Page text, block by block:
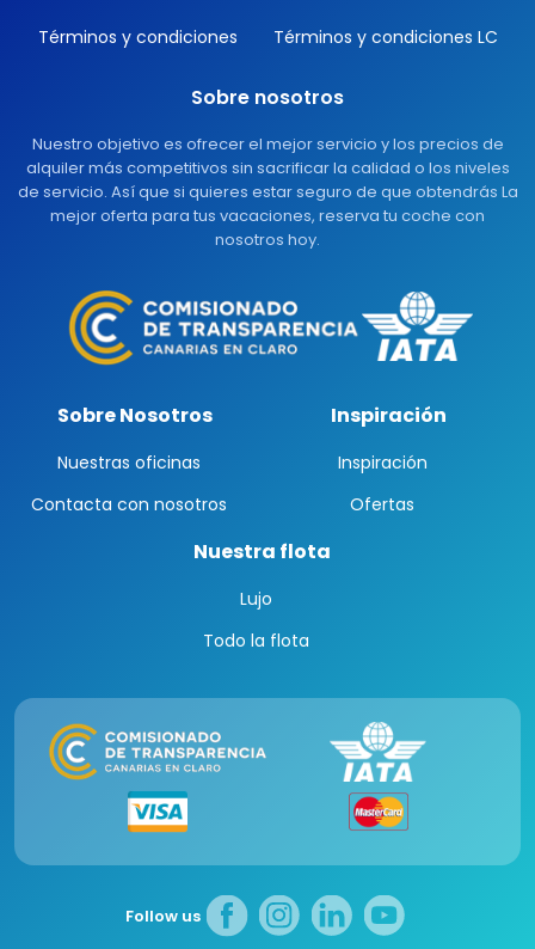
Términos y condiciones Términos y condiciones LC
Sobre nosotros
Nuestro objetivo es ofrecer el mejor servicio y los precios de
alquiler más competitivos sin sacrificar la calidad o los niveles
de servicio. Así que si quieres estar seguro de que obtendrás La
mejor oferta para tus vacaciones, reserva tu coche con
nosotros hoy.
Sobre Nosotros
Nuestras oficinas
Contacta con nosotros
Inspiración
Inspiración
Ofertas
Nuestra flota
Lujo
Todo la flota
Follow us